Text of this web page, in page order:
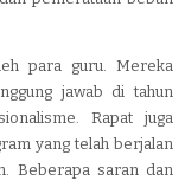
para guru. Mereka
jawab di tahun
Rapat juga
yang telah berjalan
Beberapa saran dan